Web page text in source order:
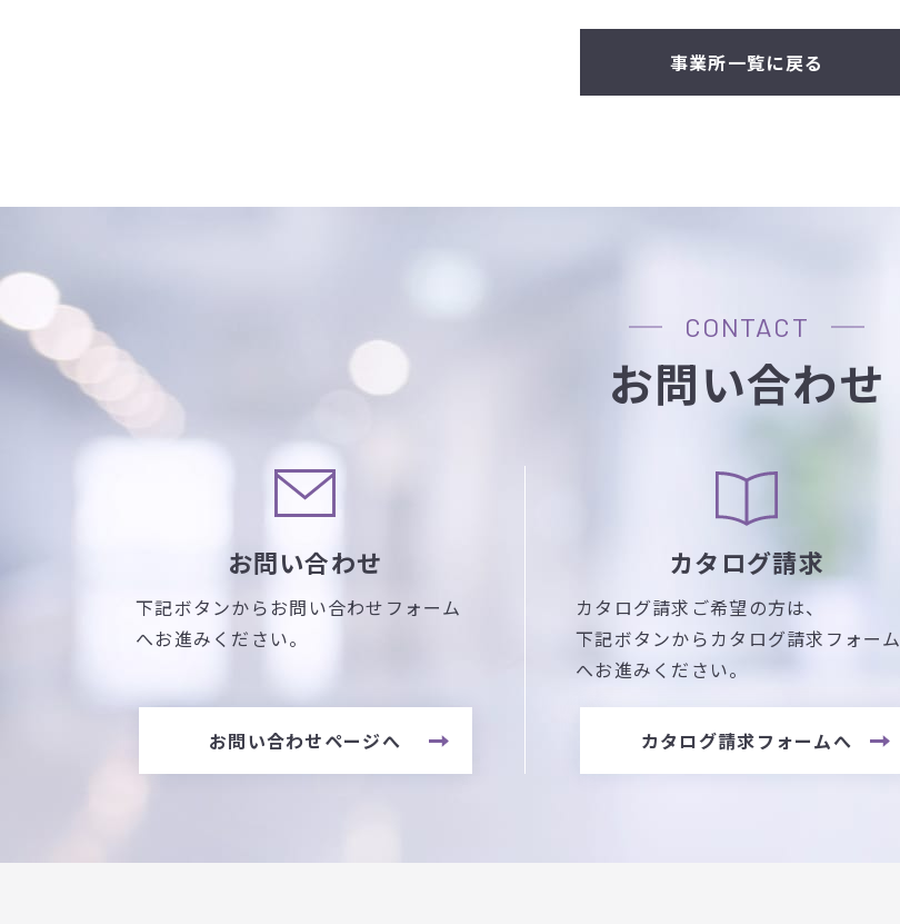
事業所一覧に戻る
CONTACT
お問い合わせ
お問い合わせ
下記ボタンからお問い合わせフォーム
へお進みください。
お問い合わせページへ
カタログ請求
カタログ請求ご希望の方は、
下記ボタンからカタログ請求フォーム
へお進みください。
カタログ請求フォームへ